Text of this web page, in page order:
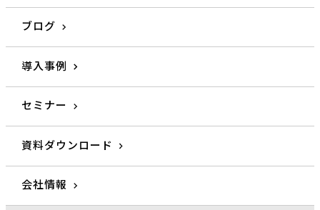
ブログ
導入事例
セミナー
資料ダウンロード
会社情報